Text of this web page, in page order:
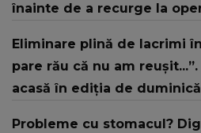
înainte de a recurge la
„Tinerețe rebelă”
Eliminare plină de lacrimi
pare rău că nu am
acasă în ediția de
Probleme cu stomacul?